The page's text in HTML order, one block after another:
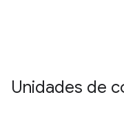
Unidades de